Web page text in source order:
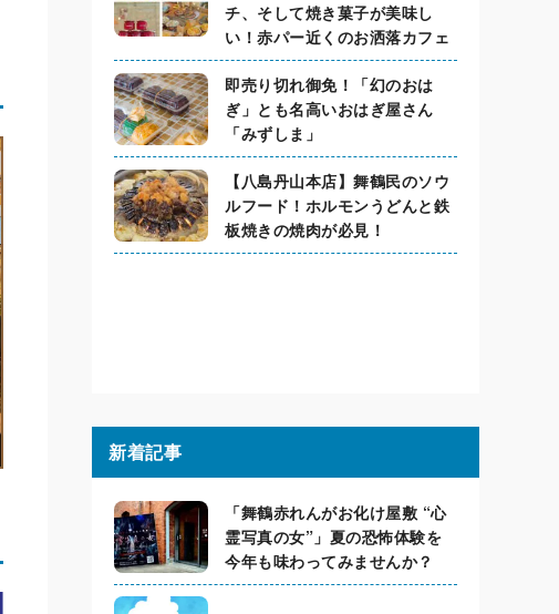
チ、そして焼き菓子が美味し
い！赤パー近くのお洒落カフェ
即売り切れ御免！「幻のおは
ぎ」とも名高いおはぎ屋さん
「みずしま」
【八島丹山本店】舞鶴民のソウ
ルフード！ホルモンうどんと鉄
板焼きの焼肉が必見！
新着記事
「舞鶴赤れんがお化け屋敷 “心
霊写真の女”」夏の恐怖体験を
今年も味わってみませんか？